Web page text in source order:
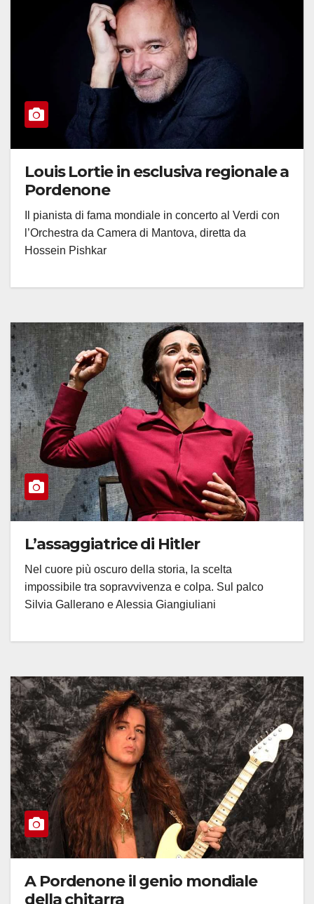
Louis Lortie in esclusiva regionale a
Pordenone
Il pianista di fama mondiale in concerto al Verdi con
l’Orchestra da Camera di Mantova, diretta da
Hossein Pishkar
L’assaggiatrice di Hitler
Nel cuore più oscuro della storia, la scelta
impossibile tra sopravvivenza e colpa. Sul palco
Silvia Gallerano e Alessia Giangiuliani
A Pordenone il genio mondiale
della chitarra